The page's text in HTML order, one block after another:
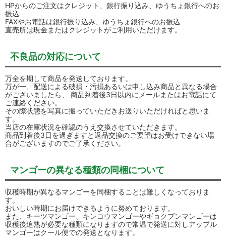
HPからのご注文はクレジット、銀行振り込み、ゆうちょ銀行へのお
振込
FAXやお電話は銀行振り込み、ゆうちょ銀行へのお振込
直売所は現金またはクレジットがご利用いただけます。
不良品の対応について
万全を期して商品を発送しております。
万が一、配送による破損・汚損あるいは申し込み商品と異なる場合
がございましたら、 商品到着後3日以内にメールまたはお電話にて
ご連絡ください。
その際状態を写真に撮っていただきお送りいただければと思いま
す。
当店の在庫状況を確認のうえ交換させていただきます。
商品到着後3日を過ぎますと返品交換のご要望はお受けできない場
合がございますのでご了承ください。
マンゴーの異なる種類の同梱について
収穫時期が異なるマンゴーを同梱することは難しくなっておりま
す。
おいしい時期にお届けできるように努めております。
また、キーツマンゴー、キンコウマンゴーやギョクブンマンゴーは
収穫後追熟が必要な種類になりますので常温で発送に対しアップル
マンゴーはクール便での発送となります。